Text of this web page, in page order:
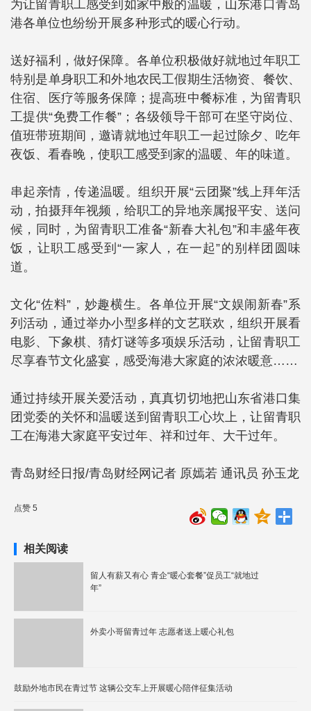
为让留青职工感受到如家中般的温暖，山东港口青岛
港各单位也纷纷开展多种形式的暖心行动。
送好福利，做好保障。各单位积极做好就地过年职工
特别是单身职工和外地农民工假期生活物资、餐饮、
住宿、医疗等服务保障；提高班中餐标准，为留青职
工提供“免费工作餐”；各级领导干部可在坚守岗位、
值班带班期间，邀请就地过年职工一起过除夕、吃年
夜饭、看春晚，使职工感受到家的温暖、年的味道。
串起亲情，传递温暖。组织开展“云团聚”线上拜年活
动，拍摄拜年视频，给职工的异地亲属报平安、送问
候，同时，为留青职工准备“新春大礼包”和丰盛年夜
饭，让职工感受到“一家人，在一起”的别样团圆味
道。
文化“佐料”，妙趣横生。各单位开展“文娱闹新春”系
列活动，通过举办小型多样的文艺联欢，组织开展看
电影、下象棋、猜灯谜等多项娱乐活动，让留青职工
尽享春节文化盛宴，感受海港大家庭的浓浓暖意……
通过持续开展关爱活动，真真切切地把山东省港口集
团党委的关怀和温暖送到留青职工心坎上，让留青职
工在海港大家庭平安过年、祥和过年、大干过年。
青岛财经日报/青岛财经网记者 原嫣若 通讯员 孙玉龙
点赞 5
相关阅读
留人有薪又有心 青企“暖心套餐”促员工“就地过
年”
外卖小哥留青过年 志愿者送上暖心礼包
鼓励外地市民在青过节 这辆公交车上开展暖心陪伴征集活动